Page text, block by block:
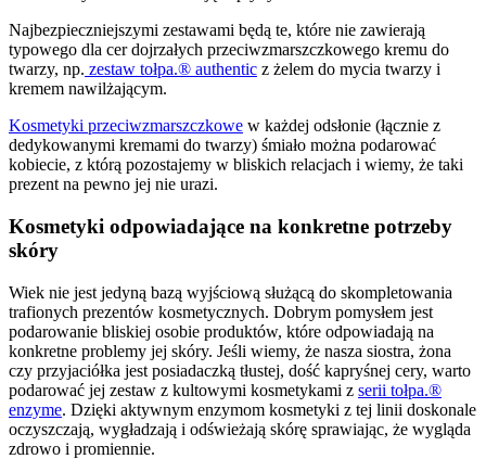
Najbezpieczniejszymi zestawami będą te, które nie zawierają
typowego dla cer dojrzałych przeciwzmarszczkowego kremu do
twarzy, np. zestaw tołpa.® authentic z żelem do mycia twarzy i
kremem nawilżającym.
Kosmetyki przeciwzmarszczkowe w każdej odsłonie (łącznie z
dedykowanymi kremami do twarzy) śmiało można podarować
kobiecie, z którą pozostajemy w bliskich relacjach i wiemy, że taki
prezent na pewno jej nie urazi.
Kosmetyki odpowiadające na konkretne potrzeby
skóry
Wiek nie jest jedyną bazą wyjściową służącą do skompletowania
trafionych prezentów kosmetycznych. Dobrym pomysłem jest
podarowanie bliskiej osobie produktów, które odpowiadają na
konkretne problemy jej skóry. Jeśli wiemy, że nasza siostra, żona
czy przyjaciółka jest posiadaczką tłustej, dość kapryśnej cery, warto
podarować jej zestaw z kultowymi kosmetykami z serii tołpa.®
enzyme. Dzięki aktywnym enzymom kosmetyki z tej linii doskonale
oczyszczają, wygładzają i odświeżają skórę sprawiając, że wygląda
zdrowo i promiennie.